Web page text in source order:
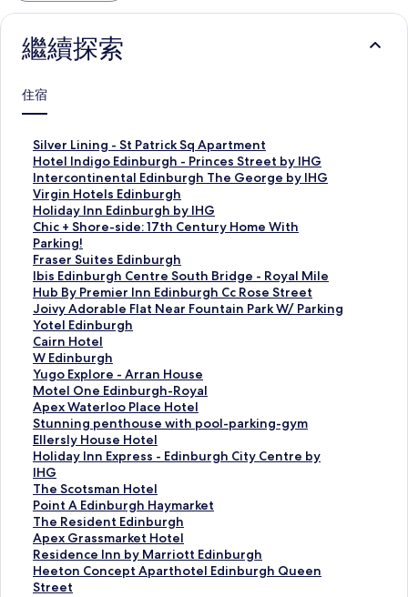
繼續探索
住宿
Silver Lining - St Patrick Sq Apartment
S
i
l
v
e
r
L
i
n
i
n
g
-
S
t
P
a
t
r
i
c
k
S
q
A
p
a
r
Hotel Indigo Edinburgh - Princes Street by IHG
H
o
t
e
l
I
n
d
i
g
o
E
d
i
n
b
u
r
g
h
-
P
r
i
n
c
e
Intercontinental Edinburgh The George by IHG
I
n
t
e
r
c
o
n
t
i
n
e
n
t
a
l
E
d
i
n
b
u
r
g
h
T
Virgin Hotels Edinburgh
V
i
r
g
i
n
H
o
t
e
l
s
E
d
i
n
b
u
r
g
h
的
連
結
Holiday Inn Edinburgh by IHG
H
o
l
i
d
a
y
I
n
n
E
d
i
n
b
u
r
g
h
b
y
I
H
G
Chic + Shore-side: 17th Century Home With
Parking!
C
h
i
c
+
S
h
o
r
e
-
s
i
d
e
:
1
7
t
h
C
e
n
Fraser Suites Edinburgh
F
r
a
s
e
r
S
u
i
t
e
s
E
d
i
n
b
u
r
g
h
Ibis Edinburgh Centre South Bridge - Royal Mile
I
b
i
s
E
d
i
n
b
u
r
g
h
C
e
n
t
r
e
S
Hub By Premier Inn Edinburgh Cc Rose Street
H
u
b
B
y
P
r
e
m
i
e
r
I
n
n
E
d
i
n
Joivy Adorable Flat Near Fountain Park W/ Parking
J
o
i
v
y
A
d
o
r
a
b
l
e
F
l
a
t
N
Yotel Edinburgh
Y
o
t
e
l
E
d
i
n
b
u
r
g
h
的
連
結
Cairn Hotel
C
a
i
r
n
H
o
t
e
l
的
連
結
W Edinburgh
W
E
d
i
n
b
u
r
g
h
的
連
結
Yugo Explore - Arran House
Y
u
g
o
E
x
p
l
o
r
e
-
A
r
Motel One Edinburgh-Royal
M
o
t
e
l
O
n
e
E
d
i
n
b
Apex Waterloo Place Hotel
A
p
e
x
W
a
t
e
r
l
o
o
Stunning penthouse with pool-parking-gym
S
t
u
n
n
i
n
g
p
e
n
Ellersly House Hotel
E
l
l
e
r
s
l
y
H
o
Holiday Inn Express - Edinburgh City Centre by
IHG
H
o
l
i
d
a
y
I
n
The Scotsman Hotel
T
h
e
S
c
o
t
Point A Edinburgh Haymarket
P
o
i
n
t
A
The Resident Edinburgh
T
h
e
R
e
Apex Grassmarket Hotel
A
p
e
x
Residence Inn by Marriott Edinburgh
R
e
s
Heeton Concept Aparthotel Edinburgh Queen
Street
H
e